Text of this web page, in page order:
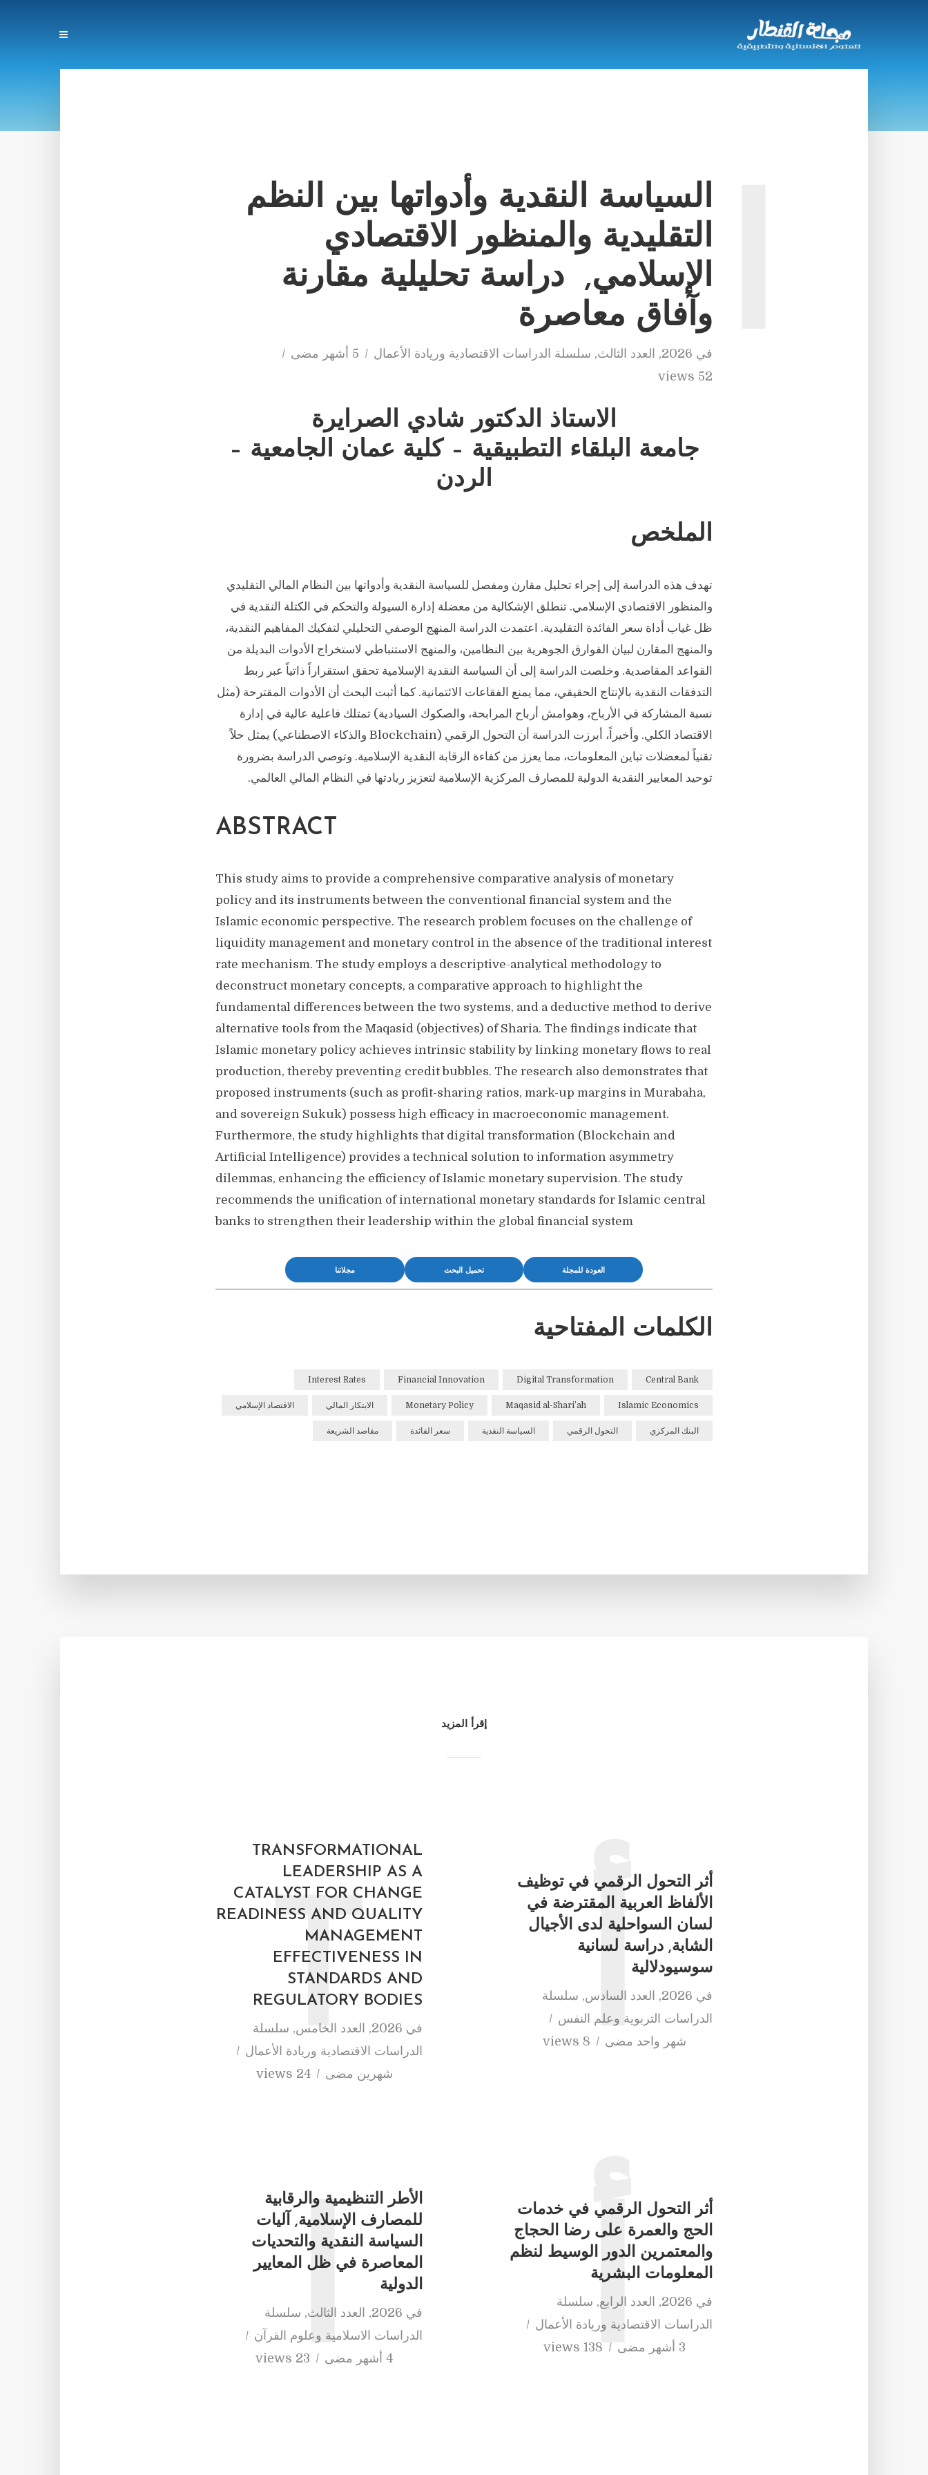
السياسة النقدية وأدواتها بين النظم
التقليدية والمنظور الاقتصادي
الإسلامي, دراسة تحليلية مقارنة
وآفاق معاصرة
في 2026
, العدد الثالث, سلسلة الدراسات الاقتصادية وريادة الأعمال
5 أشهر مضى
52 views
الاستاذ الدكتور شادي الصرايرة
جامعة البلقاء التطبيقية – كلية عمان الجامعية –
الردن
الملخص
تهدف هذه الدراسة إلى إجراء تحليل مقارن ومفصل للسياسة النقدية وأدواتها بين النظام المالي التقليدي
والمنظور الاقتصادي الإسلامي. تنطلق الإشكالية من معضلة إدارة السيولة والتحكم في الكتلة النقدية في
ظل غياب أداة سعر الفائدة التقليدية. اعتمدت الدراسة المنهج الوصفي التحليلي لتفكيك المفاهيم النقدية،
والمنهج المقارن لبيان الفوارق الجوهرية بين النظامين، والمنهج الاستنباطي لاستخراج الأدوات البديلة من
القواعد المقاصدية. وخلصت الدراسة إلى أن السياسة النقدية الإسلامية تحقق استقراراً ذاتياً عبر ربط
التدفقات النقدية بالإنتاج الحقيقي، مما يمنع الفقاعات الائتمانية. كما أثبت البحث أن الأدوات المقترحة (مثل
نسبة المشاركة في الأرباح، وهوامش أرباح المرابحة، والصكوك السيادية) تمتلك فاعلية عالية في إدارة
الاقتصاد الكلي. وأخيراً، أبرزت الدراسة أن التحول الرقمي (Blockchain والذكاء الاصطناعي) يمثل حلاً
تقنياً لمعضلات تباين المعلومات، مما يعزز من كفاءة الرقابة النقدية الإسلامية. وتوصي الدراسة بضرورة
توحيد المعايير النقدية الدولية للمصارف المركزية الإسلامية لتعزيز ريادتها في النظام المالي العالمي.
ABSTRACT
This study aims to provide a comprehensive comparative analysis of monetary
policy and its instruments between the conventional financial system and the
Islamic economic perspective. The research problem focuses on the challenge of
liquidity management and monetary control in the absence of the traditional interest
rate mechanism. The study employs a descriptive-analytical methodology to
deconstruct monetary concepts, a comparative approach to highlight the
fundamental differences between the two systems, and a deductive method to derive
alternative tools from the Maqasid (objectives) of Sharia. The findings indicate that
Islamic monetary policy achieves intrinsic stability by linking monetary flows to real
production, thereby preventing credit bubbles. The research also demonstrates that
proposed instruments (such as profit-sharing ratios, mark-up margins in Murabaha,
and sovereign Sukuk) possess high efficacy in macroeconomic management.
Furthermore, the study highlights that digital transformation (Blockchain and
Artificial Intelligence) provides a technical solution to information asymmetry
dilemmas, enhancing the efficiency of Islamic monetary supervision. The study
recommends the unification of international monetary standards for Islamic central
banks to strengthen their leadership within the global financial system
العودة للمجلة تحميل البحث مجلاتنا
الكلمات المفتاحية
Central Bank
Digital Transformation
Financial Innovation
Interest Rates
Islamic Economics
Maqasid al-Shari’ah
Monetary Policy الابتكار المالي الاقتصاد الإسلامي
البنك المركزي التحول الرقمي السياسة النقدية سعر الفائدة مقاصد الشريعة
إقرأ المزيد
أثر التحول الرقمي في توظيف
الألفاظ العربية المقترضة في
لسان السواحلية لدى الأجيال
الشابة, دراسة لسانية
سوسيودلالية
في 2026
, العدد السادس, سلسلة
الدراسات التربوية وعلم النفس
شهر واحد مضى
8 views
أ
TRANSFORMATIONAL
LEADERSHIP AS A
CATALYST FOR CHANGE
READINESS AND QUALITY
MANAGEMENT
EFFECTIVENESS IN
STANDARDS AND
REGULATORY BODIES
في 2026
, العدد الخامس, سلسلة
الدراسات الاقتصادية وريادة الأعمال
شهرين مضى
24 views
T
أثر التحول الرقمي في خدمات
الحج والعمرة على رضا الحجاج
والمعتمرين الدور الوسيط لنظم
المعلومات البشرية
في 2026
, العدد الرابع, سلسلة
الدراسات الاقتصادية وريادة الأعمال
3 أشهر مضى
138 views
أ
الأطر التنظيمية والرقابية
للمصارف الإسلامية, آليات
السياسة النقدية والتحديات
المعاصرة في ظل المعايير
الدولية
في 2026
, العدد الثالث, سلسلة
الدراسات الاسلامية وعلوم القرآن
4 أشهر مضى
23 views
ا